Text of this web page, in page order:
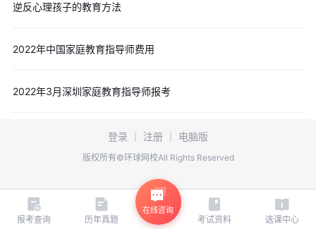
逆反心理孩子的教育方法
2022年中国家庭教育指导师费用
2022年3月深圳家庭教育指导师报考
登录 注册 电脑版
版权所有©环球网校All Rights Reserved
报考查询 历年真题
在线咨询
考试资料 选课中心